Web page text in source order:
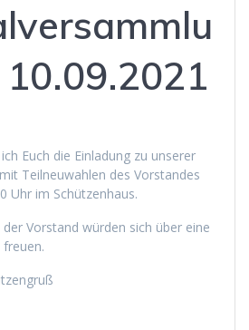
Euch die Einladung zu unserer
Teilneuwahlen des Vorstandes
Uhr im Schützenhaus.
Vorstand würden sich über eine